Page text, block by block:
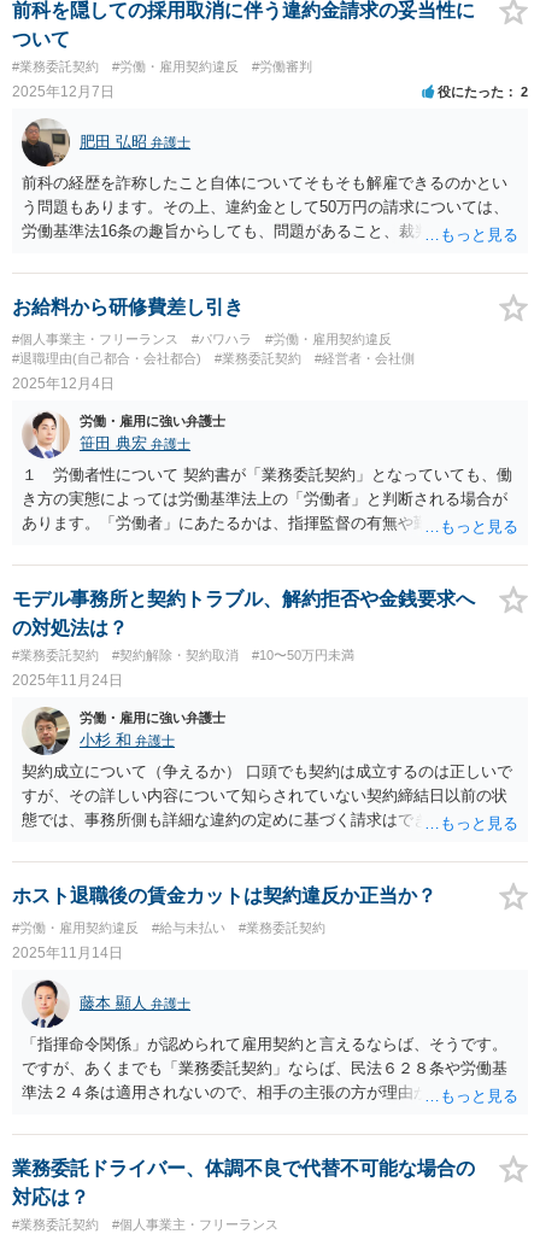
俗違反と評価される余地もあるように思われます。
前科を隠しての採用取消に伴う違約金請求の妥当性に
ついて
#業務委託契約 #労働・雇用契約違反 #労働審判
2025年12月7日 役にたった 2
肥田 弘昭 弁護士
前科の経歴を詐称したこと自体についてそもそも解雇できるのかとい
う問題もあります。その上、違約金として50万円の請求については、
労働基準法16条の趣旨からしても、問題があること、裁判例において
的にその資格に基づいて上乗せ分の給与を要求した等の場合に損害賠
償請求が認められていることからしても、単純に採用のやり直し費用
というのみでは認められないかと私は考えます。ご参考にしてくださ
い。
お給料から研修費差し引き
#個人事業主・フリーランス #パワハラ
#労働・雇用契約違反
#退職理由(自己都合・会社都合)
#業務委託契約 #経営者・会社側
2025年12月4日
労働・雇用に強い弁護士
笹田 典宏 弁護士
１ 労働者性について 契約書が「業務委託契約」となっていても、働
き方の実態によっては労働基準法上の「労働者」と判断される場合が
あります。「労働者」にあたるかは、指揮監督の有無や勤務時間や勤
を依頼することが認められていたかなどを総合的に考慮して判断され
ます。 ご相談のケースも、シフトによって勤務時間が管理され、オー
ナーの指示のもとで施術を行っていた実態があれば、形式上は業務委
託でも、実質的には労働契約であると判断される可能性があります。
２ 雇用契約である場合と業務委託契約である場合との違い （１）雇
用契約である場合 一定期間勤務しなかった場合に研修費を返還させる
旨の契約は、労働者の退職の自由を不当に拘束するものとして、労働
基準法第16条が禁止する「違約金の予定」にあたり、無効となる可能
性があります。 また、労働基準法第24条は「賃金全額払いの原則」を
定めており、使用者が一方的に賃金から費用を天引きすることは原則
として禁止されています。 （２）業務委託契約である場合 フリーラン
ス保護法では、発注事業者がフリーランス（特定受託事業者）の責任
ではない理由で、あらかじめ定めた報酬を後から減額することを禁止
しています（第5条）。業績悪化を理由とした減額や、「協力金」と称
して報酬から一定額を差し引く行為は違反例として挙げられていま
す。したがって、一方的な研修費の天引きは、この報酬の減額禁止規
定に違反する可能性があります。 ３ パワーハラスメントについて オ
ーナーの言動は、パワーハラスメントに該当する可能性があります。
今後の対応について ご予定されている通り、労働基準監督署に相談す
ることは一つの有効な手段です。労働基準監督署は、調査の結果、労
働契約関係があると判断し、労働基準法違反（違法な天引き、パワハ
ラなど）が認められれば、事業者に対して是正勧告などの行政指導を
行うことができます。 もし、業務委託契約と判断される場合でも、フ
に対する損害賠償請求などを検討される場合は、弁護士などの専門家
に相談することをお勧めします。
モデル事務所と契約トラブル、解約拒否や金銭要求へ
の対処法は？
#業務委託契約 #契約解除・契約取消 #10〜50万円未満
2025年11月24日
労働・雇用に強い弁護士
小杉 和 弁護士
契約成立について（争えるか） 口頭でも契約は成立するのは正しいで
すが、その詳しい内容について知らされていない契約締結日以前の状
態では、事務所側も詳細な違約の定めに基づく請求はできなかったで
で、一応は契約書にある全てについて相談者様が同意した、という体
裁が整ったことになり、事務所はこれを盾に各種請求を行うし、強気
にもなっているということです。 強迫による契約を取り消しうるとす
る民法の規定がありますが、訴訟等において争う場合、証拠があれば
良いですが、無い場合には強迫により契約を締結したとの証明は難し
く、取消しが認められる可能性はその分低くなるでしょう。 成立した
契約は業務委託契約か労働契約か 業務委託契約とのことですが、これ
は労働法による雇用者に厳しい各種規制の適用を逃れるためによく使
用される契約形態です。 ただ業務委託契約との名称でも、その実質的
な内容により契約形態が判断されますので、拘束が厳しい、事実上他
の仕事ができないような場合には、労働契約とされる可能性が高まる
でしょう。 成立した契約が労働契約とされる場合（その保護につい
て） レッスン料の残額を払わなければ解約できない等の条項は、強制
労働禁止（労働基準法5条）、賠償予定禁止（同16条）に反し、仮に訴
訟になるとしても無効とされる可能性が高いと思われます。 今後の展
望 相談者様が事務所に求める事項は現時点では退所させてくれという
ホスト退職後の賃金カットは契約違反か正当か？
#労働・雇用契約違反 #給与未払い #業務委託契約
2025年11月14日
藤本 顯人 弁護士
「指揮命令関係」が認められて雇用契約と言えるならば、そうです。
ですが、あくまでも「業務委託契約」ならば、民法６２８条や労働基
準法２４条は適用されないので、相手の主張の方が理由があります。
業務委託ドライバー、体調不良で代替不可能な場合の
対応は？
#業務委託契約 #個人事業主・フリーランス